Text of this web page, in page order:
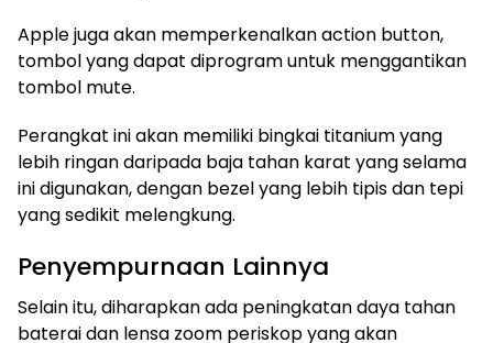
Apple juga akan memperkenalkan action button,
tombol yang dapat diprogram untuk menggantikan
tombol mute.
Perangkat ini akan memiliki bingkai titanium yang
lebih ringan daripada baja tahan karat yang selama
ini digunakan, dengan bezel yang lebih tipis dan tepi
yang sedikit melengkung.
Penyempurnaan Lainnya
Selain itu, diharapkan ada peningkatan daya tahan
baterai dan lensa zoom periskop yang akan